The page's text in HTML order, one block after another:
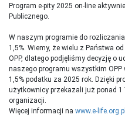
Program e-pity 2025 on-line
Publicznego.
W naszym programie do
1,5%. Wiemy, że wielu z Państwa
OPP, dlatego podjęliśmy decyzję o
naszego programu wszystkim
1,5% podatku za 2025 rok. Dzięki
użytkownicy przekazali już ponad 1
organizacji.
Więcej informacji na www.e-life.org.pl